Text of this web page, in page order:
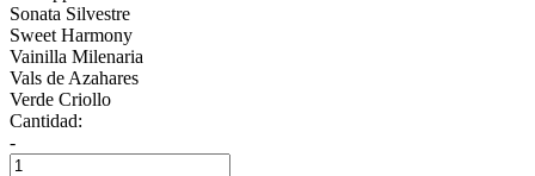
Sonata Silvestre
Sweet Harmony
Vainilla Milenaria
Vals de Azahares
Verde Criollo
Cantidad:
-